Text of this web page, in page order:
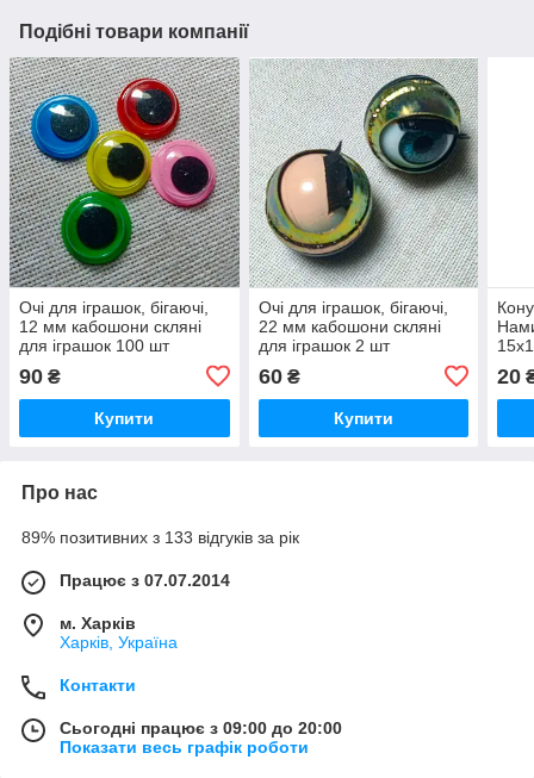
Подібні товари компанії
Очі для іграшок, бігаючі,
12 мм кабошони скляні
для іграшок 100 шт
90 ₴
Купити
Очі для іграшок, бігаючі,
22 мм кабошони скляні
для іграшок 2 шт
60₴
Купити
20
Про нас
89% позитивних з 133 відгуків за рік
Працює з 07.07.2014
м. Харків
Харків, Україна
Контакти
Сьогодні працює з 09:00 до 20:00
Показати весь графік роботи